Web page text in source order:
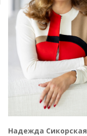
Надежда Сикорская